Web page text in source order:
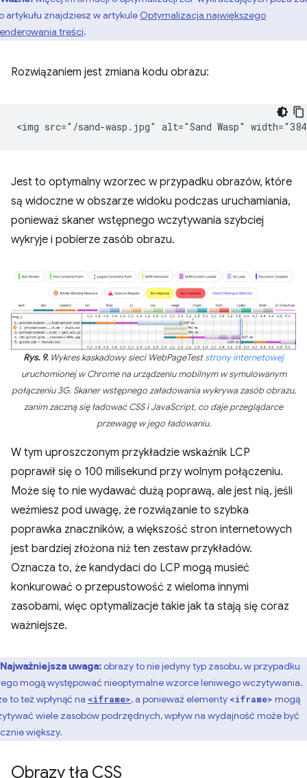
artykułu znajdziesz w artykule Optymalizacja największego
treści.
Rozwiązaniem jest zmiana kodu obrazu:
Jest to optymalny wzorzec w przypadku obrazów, które
są widoczne w obszarze widoku podczas uruchamiania,
ponieważ skaner wstępnego wczytywania szybciej
wykryje i pobierze zasób obrazu.
Rys. 9.Wykres kaskadowy sieci WebPageTeststrony internetowej
uruchomionej w Chrome na urządzeniu mobilnym w symulowanym
połączeniu 3G. Skaner wstępnego załadowania wykrywa zasób obrazu,
zanim zaczną się ładować CSS i JavaScript, co daje przeglądarce
przewagę w jego ładowaniu.
W tym uproszczonym przykładzie wskaźnik LCP
poprawił się o 100 milisekund przy wolnym połączeniu.
Może się to nie wydawać dużą poprawą, ale jest nią, jeśli
weźmiesz pod uwagę, że rozwiązanie to szybka
poprawka znaczników, a większość stron internetowych
jest bardziej złożona niż ten zestaw przykładów.
Oznacza to, że kandydaci do LCP mogą musieć
konkurować o przepustowość z wieloma innymi
zasobami, więc optymalizacje takie jak ta stają się coraz
ważniejsze.
Najważniejsza uwaga:obrazy to nie jedyny typ zasobu, w przypadku
mogą występować nieoptymalne wzorce leniwego wczytywania.
to też wpłynąć na <iframe>, a ponieważ elementy <iframe> mogą
wiele zasobów podrzędnych, wpływ na wydajność może być
większy.
Obrazy tła CSS